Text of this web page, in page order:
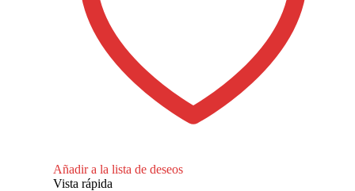
Añadir a la lista de deseos
Vista rápida